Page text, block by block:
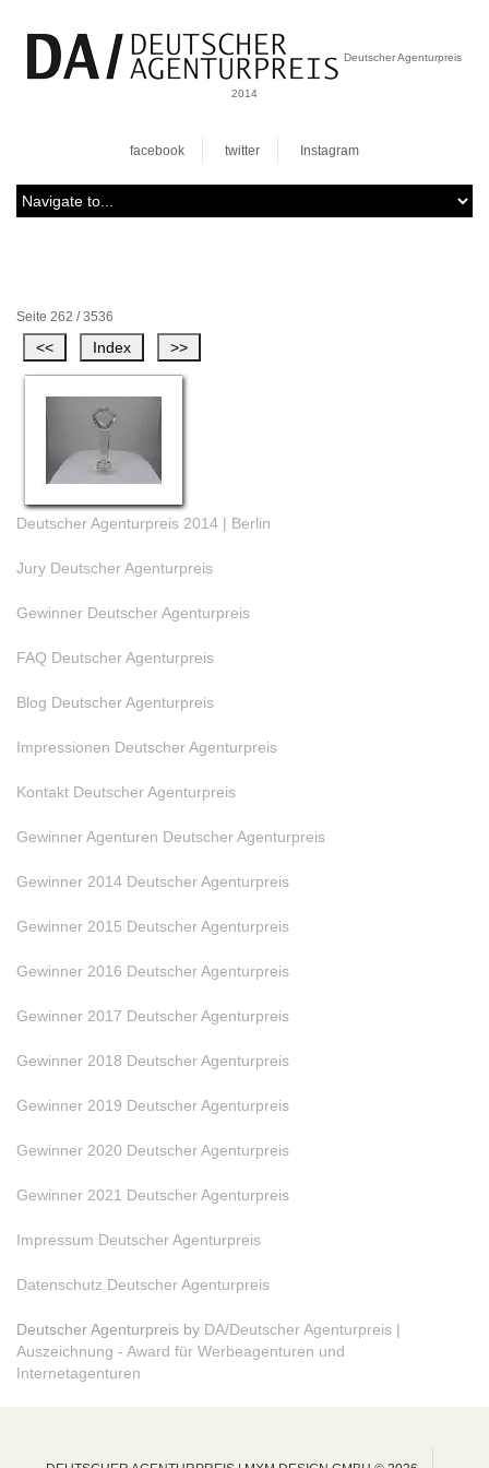
Deutscher Agenturpreis
2014
facebook twitter Instagram
Seite 262 / 3536
Deutscher Agenturpreis 2014 | Berlin
Jury Deutscher Agenturpreis
Gewinner Deutscher Agenturpreis
FAQ Deutscher Agenturpreis
Blog Deutscher Agenturpreis
Impressionen Deutscher Agenturpreis
Kontakt Deutscher Agenturpreis
Gewinner Agenturen Deutscher Agenturpreis
Gewinner 2014 Deutscher Agenturpreis
Gewinner 2015 Deutscher Agenturpreis
Gewinner 2016 Deutscher Agenturpreis
Gewinner 2017 Deutscher Agenturpreis
Gewinner 2018 Deutscher Agenturpreis
Gewinner 2019 Deutscher Agenturpreis
Gewinner 2020 Deutscher Agenturpreis
Gewinner 2021 Deutscher Agenturpreis
Impressum Deutscher Agenturpreis
Datenschutz Deutscher Agenturpreis
Deutscher Agenturpreis by DA/Deutscher Agenturpreis |
Auszeichnung - Award für Werbeagenturen und
Internetagenturen